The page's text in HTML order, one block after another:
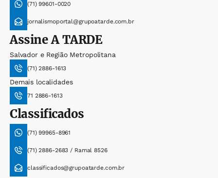
(71) 99601-0020
jornalismoportal@grupoatarde.com.br
AssineA TARDE
Salvador e Região Metropolitana
(71) 2886-1613
Demais localidades
71 2886-1613
Classificados
(71) 99965-8961
(71) 2886-2683 / Ramal 8526
classificados@grupoatarde.com.br